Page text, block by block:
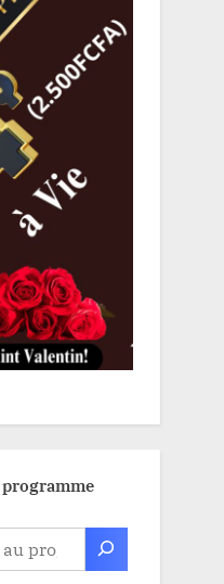
programme